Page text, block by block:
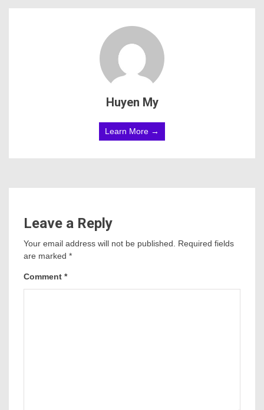
Huyen My
Learn More →
Leave a Reply
Your email address will not be published. Required fields
are marked *
Comment *